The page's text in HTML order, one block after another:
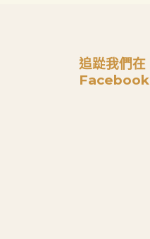
追踨我們在
Facebook